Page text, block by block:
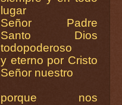
lugar
Señor Padre
Santo Dios
todopoderoso
y eterno por Cristo
Señor nuestro
porque nos